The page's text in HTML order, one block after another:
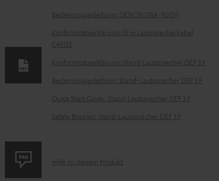
D
o
k
u
e
n
t
u
Bedienungsanleitung: DENON DRA-900H
Konformitätserklärung: 15 m Lautsprecherkabel
C4515S
Konformitätserklärung: Stand-Lautsprecher DEF 3 F
Bedienungsanleitung: Stand-Lautsprecher DEF 3 F
Quick Start Guide: Stand-Lautsprecher DEF 3 F
Safety Booklet: Stand-Lautsprecher DEF 3 F
P
Hilfe zu diesem Produkt